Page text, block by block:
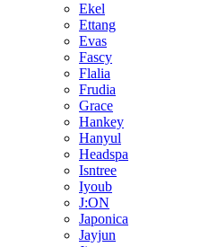
Ekel
Ettang
Evas
Fascy
Flalia
Frudia
Grace
Hankey
Hanyul
Headspa
Isntree
Iyoub
J:ON
Japonica
Jayjun